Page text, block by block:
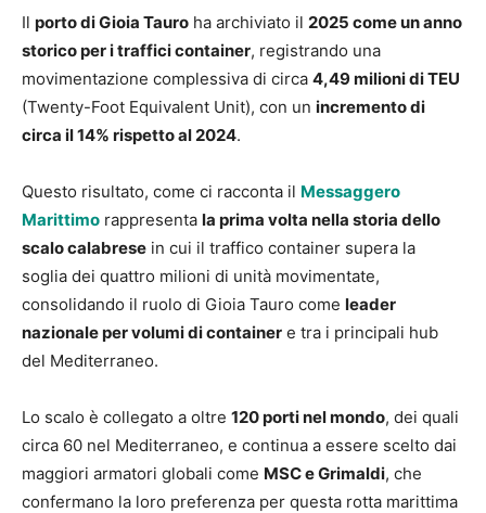
Il porto di Gioia Tauro ha archiviato il 2025 come un anno
storico per i traffici container, registrando una
movimentazione complessiva di circa 4,49 milioni di TEU
(Twenty-Foot Equivalent Unit), con un incremento di
circa il 14% rispetto al 2024.
Questo risultato, come ci racconta il Messaggero
Marittimo rappresenta la prima volta nella storia dello
scalo calabrese in cui il traffico container supera la
soglia dei quattro milioni di unità movimentate,
consolidando il ruolo di Gioia Tauro come leader
nazionale per volumi di container e tra i principali hub
del Mediterraneo.
Lo scalo è collegato a oltre 120 porti nel mondo, dei quali
circa 60 nel Mediterraneo, e continua a essere scelto dai
maggiori armatori globali come MSC e Grimaldi, che
confermano la loro preferenza per questa rotta marittima